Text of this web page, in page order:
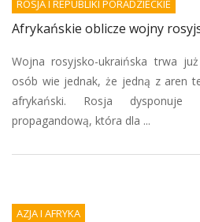
ROSJA I REPUBLIKI PORADZIECKIE
Afrykańskie oblicze wojny
Wojna rosyjsko-ukraińska trwa
osób wie jednak, że jedną z aren
afrykański. Rosja
propagandową, która dla ...
AZJA I AFRYKA